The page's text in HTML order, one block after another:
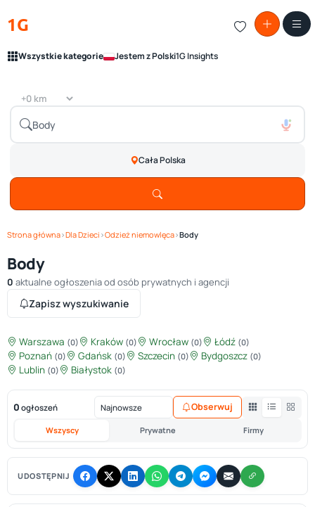
1G
Wszystkie kategorie Jestem z Polski1G Insights
Cała Polska
Strona główna›Dla Dzieci ›Odzież niemowlęca›Body
Body
0 aktualne ogłoszenia od osób prywatnych i agencji
Zapisz wyszukiwanie
Warszawa (0) Kraków (0) Wrocław (0) Łódź (0)
Poznań (0) Gdańsk (0) Szczecin (0) Bydgoszcz (0)
Lublin (0) Białystok (0)
0 ogłoszeń
Wszyscy Prywatne Firmy
Obserwuj
UDOSTĘPNIJ